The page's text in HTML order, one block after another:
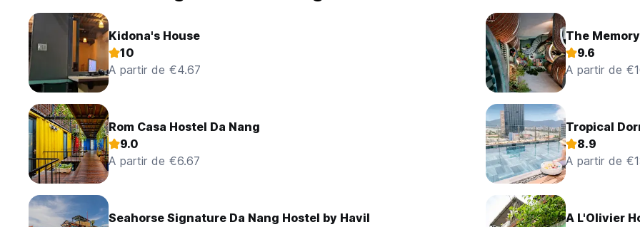
Kidona's House
10
A partir de €4.67
The
9.6
A partir de
Rom Casa Hostel Da Nang
9.0
A partir de €6.67
Tropical
8.9
A partir de
Seahorse Signature Da Nang Hostel by Havil
A L'Olivier